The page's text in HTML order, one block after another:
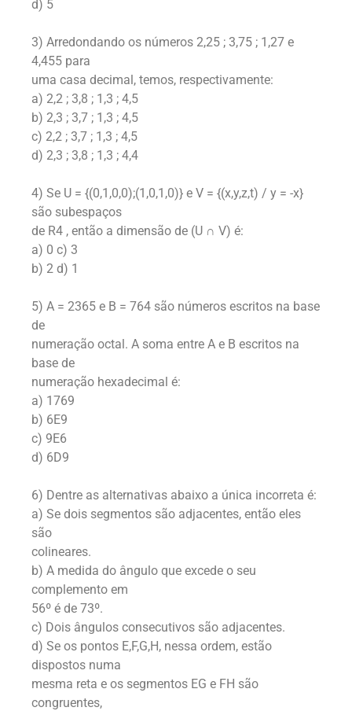
d) 5
3) Arredondando os números 2,25 ; 3,75 ; 1,27 e
4,455 para
uma casa decimal, temos, respectivamente:
a) 2,2 ; 3,8 ; 1,3 ; 4,5
b) 2,3 ; 3,7 ; 1,3 ; 4,5
c) 2,2 ; 3,7 ; 1,3 ; 4,5
d) 2,3 ; 3,8 ; 1,3 ; 4,4
4) Se U = {(0,1,0,0);(1,0,1,0)} e V = {(x,y,z,t) / y = -x}
são subespaços
de R4 , então a dimensão de (U ∩ V) é:
a) 0 c) 3
b) 2 d) 1
5) A = 2365 e B = 764 são números escritos na base
de
numeração octal. A soma entre A e B escritos na
base de
numeração hexadecimal é:
a) 1769
b) 6E9
c) 9E6
d) 6D9
6) Dentre as alternativas abaixo a única incorreta é:
a) Se dois segmentos são adjacentes, então eles
são
colineares.
b) A medida do ângulo que excede o seu
complemento em
56º é de 73º.
c) Dois ângulos consecutivos são adjacentes.
d) Se os pontos E,F,G,H, nessa ordem, estão
dispostos numa
mesma reta e os segmentos EG e FH são
congruentes,